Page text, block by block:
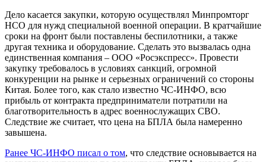
Дело касается закупки, которую осуществлял Минпромторг
НСО для нужд специальной военной операции. В кратчайшие
сроки на фронт были поставлены беспилотники, а также
другая техника и оборудование. Сделать это вызвалась одна
единственная компания – ООО «Росэкспресс». Провести
закупку требовалось в условиях санкций, огромной
конкуренции на рынке и серьезных ограничений со стороны
Китая. Более того, как стало известно ЧС-ИНФО, всю
прибыль от контракта предприниматели потратили на
благотворительность в адрес военнослужащих СВО.
Следствие же считает, что цена на БПЛА была намеренно
завышена.
Ранее ЧС-ИНФО писал о том, что следствие основывается на